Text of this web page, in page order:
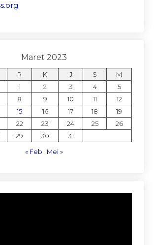
Maret 2023
R K J S
M
1
2 3 4
5
8 9 10 11
12
15 16 17 18
19
22 23 24 25
26
29 30
31
« Feb
Mei »